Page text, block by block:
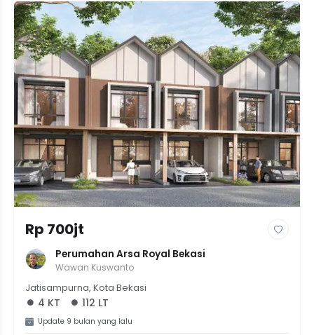
Rp 700jt
Perumahan Arsa Royal Bekasi
Wawan Kuswanto
Jatisampurna, Kota Bekasi
4 KT 112 LT
Update 9 bulan yang lalu